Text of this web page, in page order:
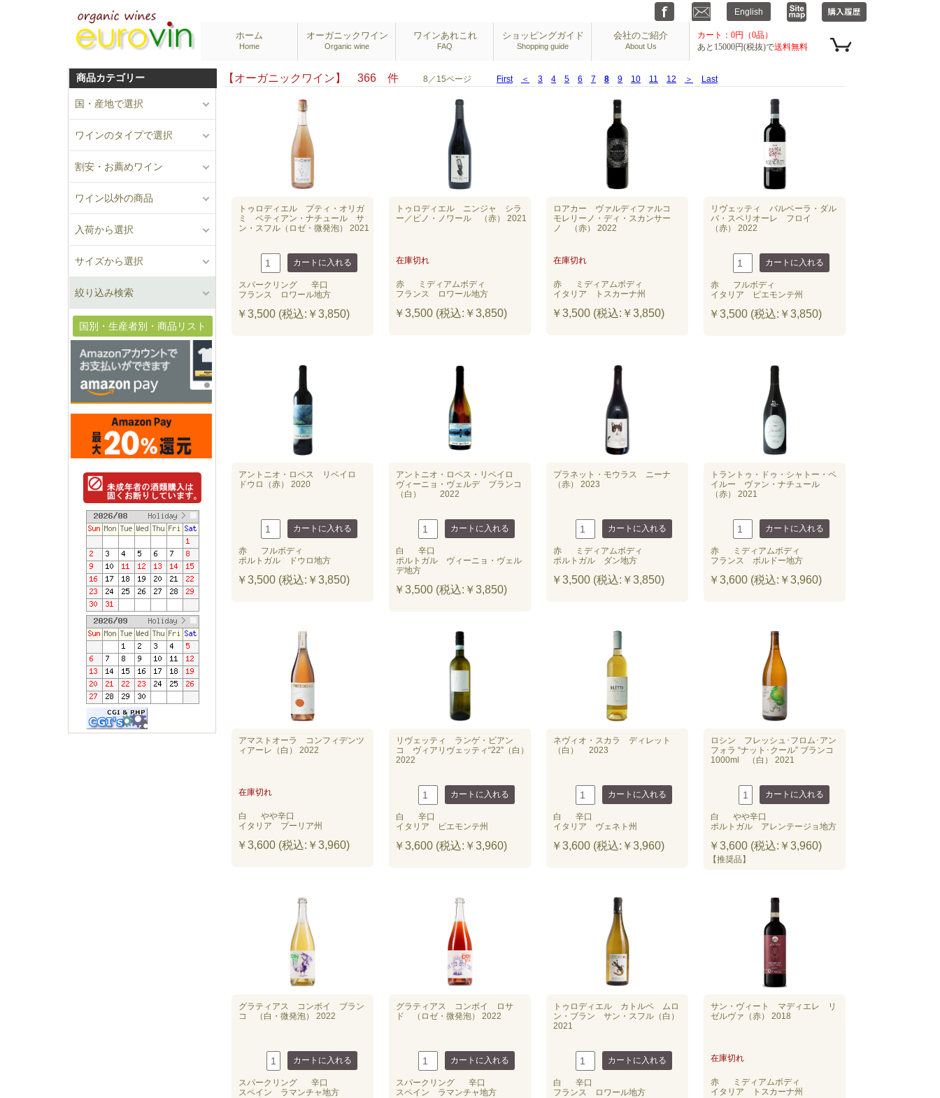
ホーム
Home
オーガニックワイン
Organic wine
ワインあれこれ
FAQ
ショッピングガイド
Shopping guide
会社のご紹介
About Us
カート：0円（0品）
あと15000円(税抜)で送料無料
商品カテゴリー
国・産地で選択
ワインのタイプで選択
割安・お薦めワイン
ワイン以外の商品
入荷から選択
サイズから選択
絞り込み検索
国別・生産者別・商品リスト
【オーガニックワイン】 366 件 8／15ページ First ＜ 3 4 5 6 7 8 9 10 11 12 ＞ Last
トゥロディエル プティ・オリガ
ミ ペティアン・ナチュール サ
ン・スフル（ロゼ・微発泡） 2021
スパークリング
辛口
フランス ロワール地方
￥3,500 (税込:￥3,850)
トゥロディエル ニンジャ シラ
ー／ピノ・ノワール （赤） 2021
在庫切れ
赤
ミディアムボディ
フランス ロワール地方
￥3,500 (税込:￥3,850)
ロアカー ヴァルディファルコ
モレリーノ・ディ・スカンサー
ノ （赤） 2022
在庫切れ
赤
ミディアムボディ
イタリア トスカーナ州
￥3,500 (税込:￥3,850)
リヴェッティ バルベーラ・ダル
バ・スペリオーレ フロイ
（赤） 2022
赤
フルボディ
イタリア ピエモンテ州
￥3,500 (税込:￥3,850)
アントニオ・ロペス リベイロ
ドウロ（赤） 2020
赤
フルボディ
ポルトガル ドウロ地方
￥3,500 (税込:￥3,850)
アントニオ・ロペス・リベイロ
ヴィーニョ・ヴェルデ ブランコ
（白） 2022
白
辛口
ポルトガル ヴィーニョ・ヴェル
デ地方
￥3,500 (税込:￥3,850)
プラネット・モウラス ニーナ
（赤） 2023
赤
ミディアムボディ
ポルトガル ダン地方
￥3,500 (税込:￥3,850)
トラントゥ・ドゥ・シャトー・ペ
イルー ヴァン・ナチュール
（赤） 2021
赤
ミディアムボディ
フランス ボルドー地方
￥3,600 (税込:￥3,960)
アマストオーラ コンフィデンツ
ィアーレ（白） 2022
在庫切れ
白
やや辛口
イタリア プーリア州
￥3,600 (税込:￥3,960)
リヴェッティ ランゲ・ビアン
コ ヴィアリヴェッティ“22”（白）
2022
白
辛口
イタリア ピエモンテ州
￥3,600 (税込:￥3,960)
ネヴィオ・スカラ ディレット
（白） 2023
白
辛口
イタリア ヴェネト州
￥3,600 (税込:￥3,960)
ロシン フレッシュ･フロム･アン
フォラ “ナット･クール” ブランコ
1000ml （白） 2021
白
やや辛口
ポルトガル アレンテージョ地方
￥3,600 (税込:￥3,960)
【推奨品】
グラティアス コンボイ ブラン
コ （白・微発泡） 2022
スパークリング
辛口
スペイン ラマンチャ地方
グラティアス コンボイ ロサ
ド （ロゼ・微発泡） 2022
スパークリング
辛口
スペイン ラマンチャ地方
トゥロディエル カトルペ ムロ
ン・ブラン サン・スフル（白）
2021
白
辛口
フランス ロワール地方
サン・ヴィート マディエレ リ
ゼルヴァ（赤） 2018
在庫切れ
赤
ミディアムボディ
イタリア トスカーナ州